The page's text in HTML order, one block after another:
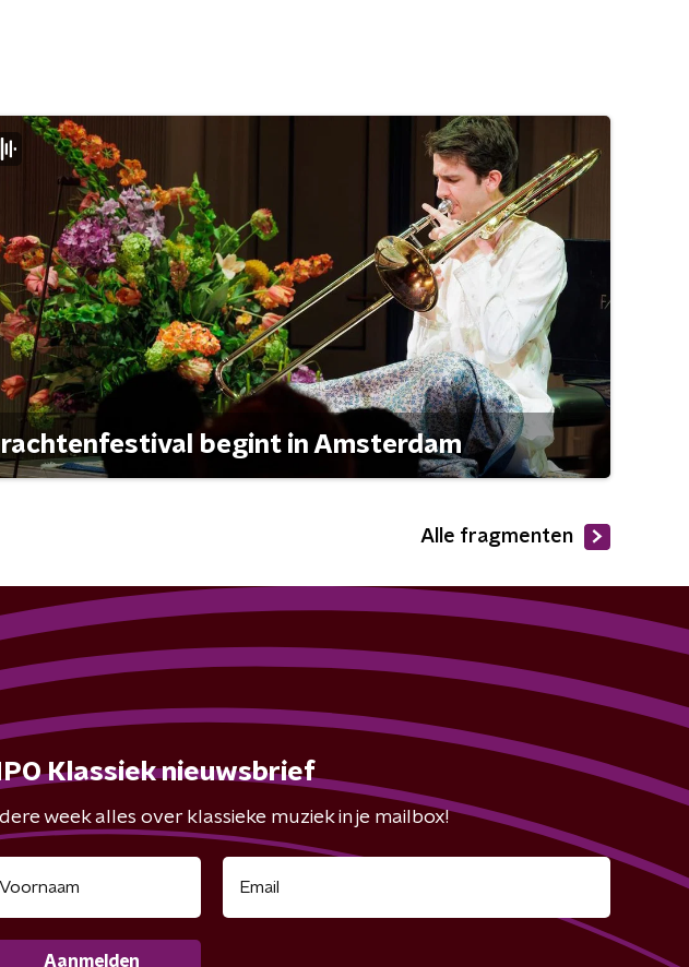
begint in Amsterdam
Alle fragmenten
Klassiek nieuwsbrief
week alles over klassieke muziek in je mailbox!
Aanmelden